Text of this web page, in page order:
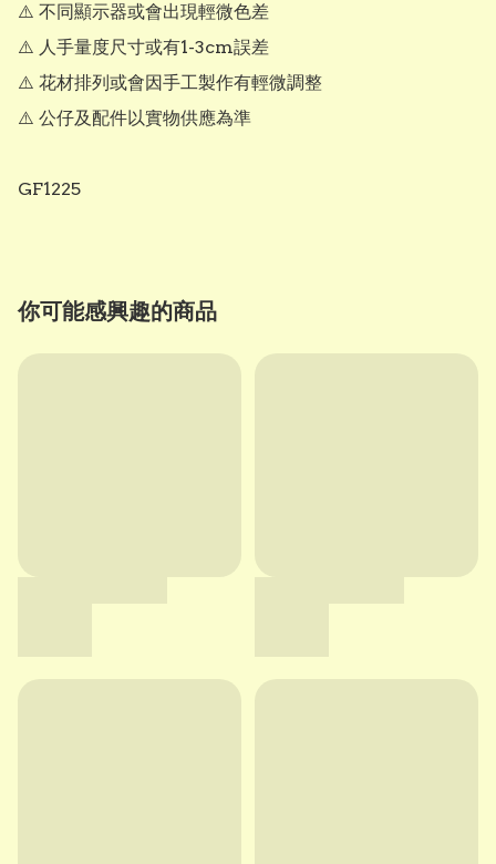
⚠️ 不同顯示器或會出現輕微色差
⚠️ 人手量度尺寸或有1-3cm誤差
⚠️ 花材排列或會因手工製作有輕微調整
⚠️ 公仔及配件以實物供應為準
GF1225
你可能感興趣的商品